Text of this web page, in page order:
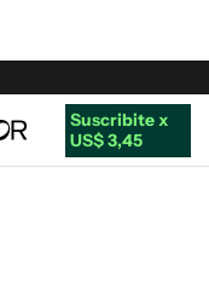
Suscribite x
US$ 3,45